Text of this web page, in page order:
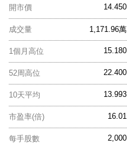
14.450
開市價
1,171.96萬
成交量
15.180
1個月高位
22.400
52周高位
13.993
10天平均
16.01
市盈率(倍)
2,000
每手股數